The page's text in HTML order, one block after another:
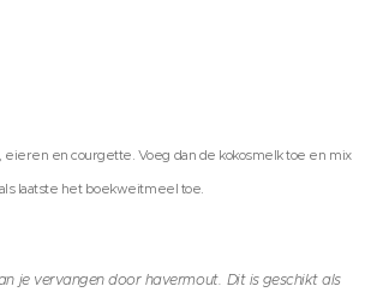
en courgette. Voeg dan de kokosmelk toe en mix
laatste het boekweitmeel toe.
je vervangen door havermout. Dit is geschikt als